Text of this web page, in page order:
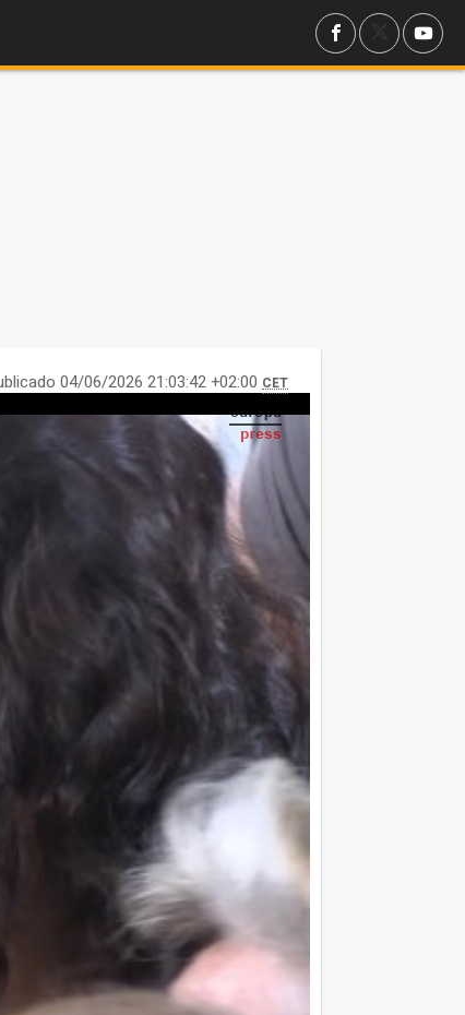
04/06/2026 21:03:42 +02:00 CET